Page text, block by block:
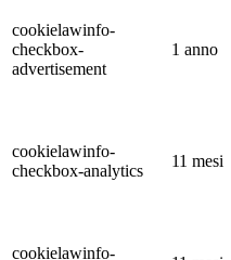
cookielawinfo-
checkbox-
advertisement
1 anno
cookielawinfo-
checkbox-analytics
11 mesi
cookielawinfo-